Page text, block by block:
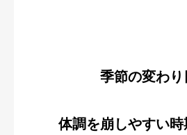
季節の変わり
体調を崩しやすい時